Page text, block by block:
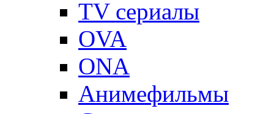
TV сериалы
OVA
ONA
Анимефильмы